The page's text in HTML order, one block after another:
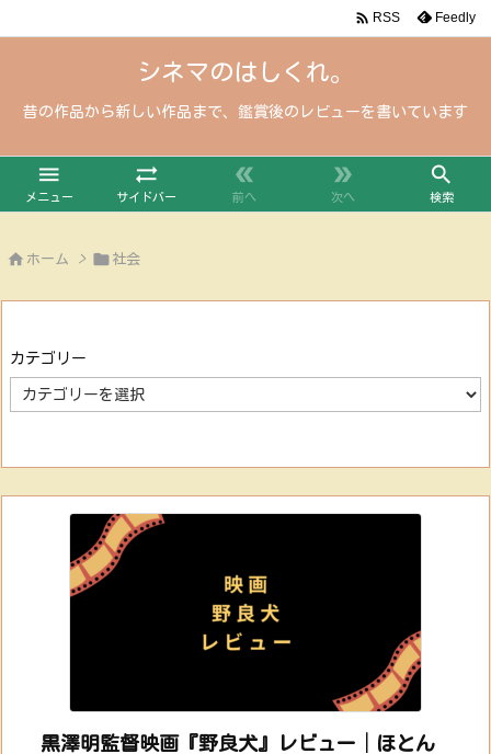
シネマのはしくれ。
昔の作品から新しい作品まで、鑑賞後のレビューを書いています

メニュー

サイドバー

前へ

次へ

検索
 RSS Feedly
 ホーム >  社会
カテゴリー
テ
ゴ
黒澤明監督映画『野良犬』レビュー│ほとん